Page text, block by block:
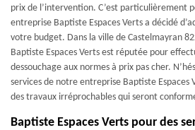
prix de l’intervention. C’est particulièrement
entreprise Baptiste Espaces Verts a décidé
votre budget. Dans la ville de Castelmayran
Baptiste Espaces Verts est réputée pour
dessouchage aux normes à prix pas cher.
services de notre entreprise Baptiste Espaces
des travaux irréprochables qui seront
Baptiste Espaces Verts pour des